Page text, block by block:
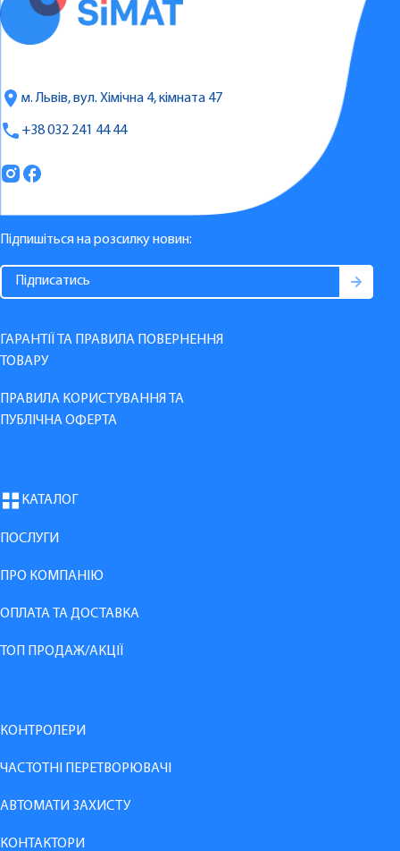
м. Львів, вул. Хімічна 4, кімната 47
+38 032 241 44 44
Підпишіться на розсилку новин:
ГАРАНТІЇ ТА ПРАВИЛА ПОВЕРНЕННЯ
ТОВАРУ
ПРАВИЛА КОРИСТУВАННЯ ТА
ПУБЛІЧНА ОФЕРТА
КАТАЛОГ
ПОСЛУГИ
ПРО КОМПАНІЮ
ОПЛАТА ТА ДОСТАВКА
ТОП ПРОДАЖ/АКЦІЇ
КОНТРОЛЕРИ
ЧАСТОТНІ ПЕРЕТВОРЮВАЧІ
АВТОМАТИ ЗАХИСТУ
КОНТАКТОРИ